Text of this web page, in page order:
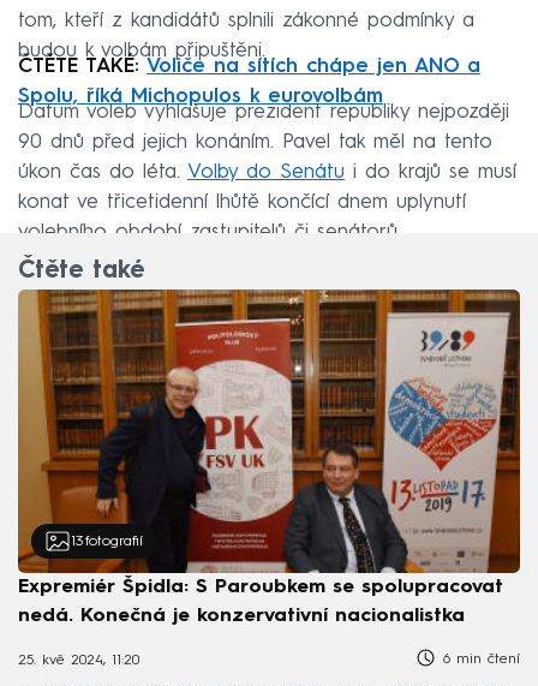
tom, kteří z kandidátů splnili zákonné podmínky a
budou k volbám připuštěni.
ČTĚTE TAKÉ: Voliče na sítích chápe jen ANO a
Spolu, říká Michopulos k eurovolbám
Datum voleb vyhlašuje prezident republiky nejpozději
90 dnů před jejich konáním. Pavel tak měl na tento
úkon čas do léta. Volby do Senátu i do krajů se musí
konat ve třicetidenní lhůtě končící dnem uplynutí
volebního období zastupitelů či senátorů.
Čtěte také
13 fotografií
Expremiér Špidla: S Paroubkem se spolupracovat
nedá. Konečná je konzervativní nacionalistka
25. kvě 2024, 11:20 6 min čtení